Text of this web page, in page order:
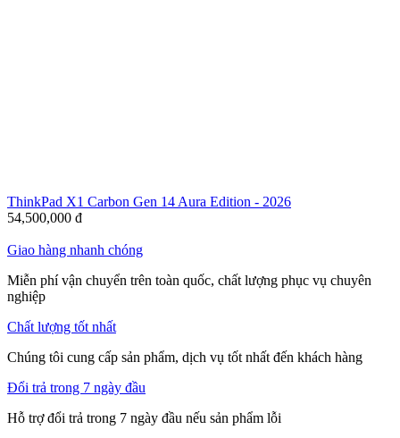
ThinkPad X1 Carbon Gen 14 Aura Edition - 2026
54,500,000 đ
Giao hàng nhanh chóng
Miễn phí vận chuyển trên toàn quốc, chất lượng phục vụ chuyên
nghiệp
Chất lượng tốt nhất
Chúng tôi cung cấp sản phẩm, dịch vụ tốt nhất đến khách hàng
Đổi trả trong 7 ngày đầu
Hỗ trợ đổi trả trong 7 ngày đầu nếu sản phẩm lỗi